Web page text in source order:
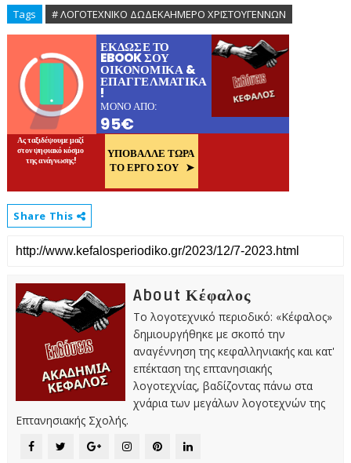
Tags # ΛΟΓΟΤΕΧΝΙΚΟ ΔΩΔΕΚΑΗΜΕΡΟ ΧΡΙΣΤΟΥΓΕΝΝΩΝ
Share This
About Κέφαλος
Το λογοτεχνικό περιοδικό: «Κέφαλος»
δημιουργήθηκε με σκοπό την
αναγέννηση της κεφαλληνιακής και κατ'
επέκταση της επτανησιακής
λογοτεχνίας, βαδίζοντας πάνω στα
χνάρια των μεγάλων λογοτεχνών της
Επτανησιακής Σχολής.